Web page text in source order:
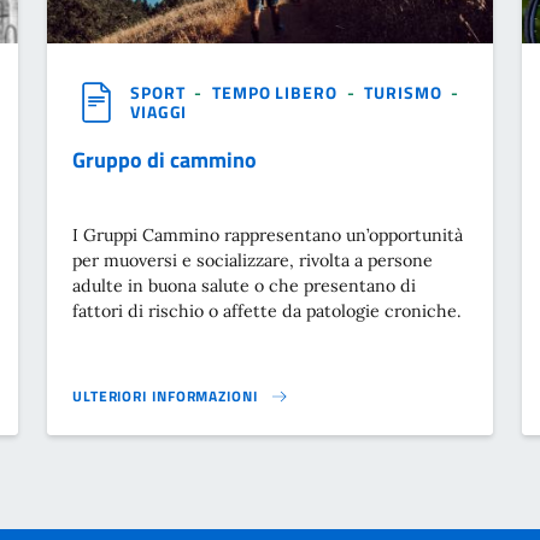
SPORT - TEMPO LIBERO -TURISMO -
VIAGGI
Gruppo di cammino
I Gruppi Cammino rappresentano un’opportunità
per muoversi e socializzare, rivolta a persone
adulte in buona salute o che presentano di
fattori di rischio o affette da patologie croniche.
ULTERIORI INFORMAZIONI
GRUPPO DI CAMMINO}